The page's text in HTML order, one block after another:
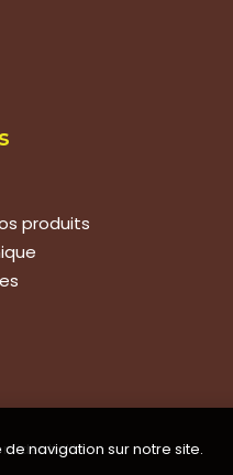
produits
navigation sur notre site.